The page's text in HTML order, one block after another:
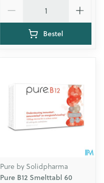
Bestel
Pure by Solidpharma
Pure B12 Smelttabl 60